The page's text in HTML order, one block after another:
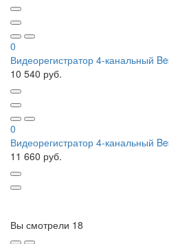
0
Видеорегистратор 4-канальный
10 540 руб.
0
Видеорегистратор 4-канальный
11 660 руб.
Вы смотрели 18